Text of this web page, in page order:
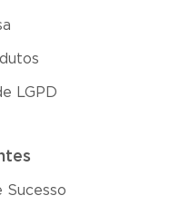
LGPD
Sucesso